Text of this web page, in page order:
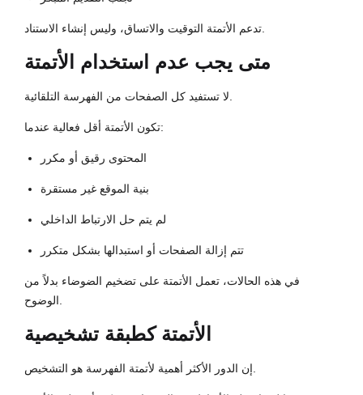
متى يجب عدم استخدام الأتمتة
تكون الأتمتة أقل فعالية عندما:
المحتوى رقيق أو مكرر
بنية الموقع غير مستقرة
لم يتم حل الارتباط الداخلي
تتم إزالة الصفحات أو استبدالها بشكل متكرر
في هذه الحالات، تعمل الأتمتة على تضخيم الضوضاء بدلاً من
الأتمتة كطبقة تشخيصية